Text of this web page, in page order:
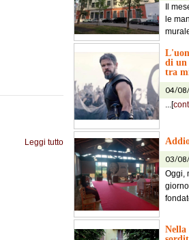
Leggi tutto
Il
le
di un
tra
04/
...[
03/
Oggi,